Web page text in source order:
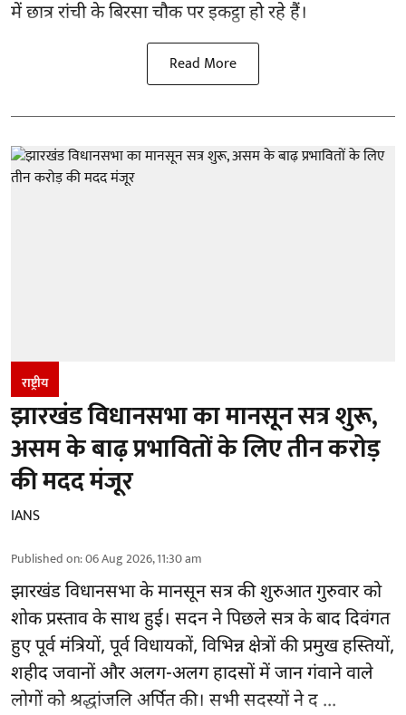
में छात्र रांची के बिरसा चौक पर इकट्ठा हो रहे हैं।
Read More
राष्ट्रीय
झारखंड विधानसभा का मानसून सत्र शुरू,
असम के बाढ़ प्रभावितों के लिए तीन करोड़
की मदद मंजूर
IANS
Published on:06 Aug 2026, 11:30 am
झारखंडविधानसभा के मानसून सत्र की शुरुआत गुरुवार को
शोक प्रस्ताव के साथ हुई। सदन ने पिछले सत्र के बाद दिवंगत
हुए पूर्व मंत्रियों, पूर्व विधायकों, विभिन्न क्षेत्रों की प्रमुख हस्तियों,
शहीद जवानों और अलग-अलग हादसों में जान गंवाने वाले
लोगों को श्रद्धांजलि अर्पित की। सभी सदस्यों ने द ...